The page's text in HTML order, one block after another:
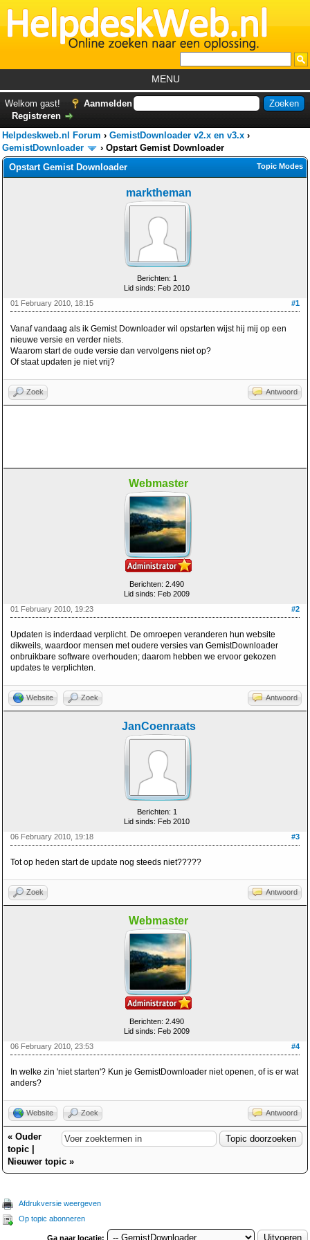
MENU
Foutcodes
GemistDownloader
Forum
Welkom gast!
Aanmelden
Registreren
Helpdeskweb.nl Forum › GemistDownloader v2.x en v3.x ›
GemistDownloader
› Opstart Gemist Downloader
Topic Modes
Opstart Gemist Downloader
marktheman
Berichten: 1
Lid sinds: Feb 2010
#1
01 February 2010, 18:15
Vanaf vandaag als ik Gemist Downloader wil opstarten wijst hij mij op een
nieuwe versie en verder niets.
Waarom start de oude versie dan vervolgens niet op?
Of staat updaten je niet vrij?
Zoek Antwoord
Webmaster
Berichten: 2.490
Lid sinds: Feb 2009
#2
01 February 2010, 19:23
Updaten is inderdaad verplicht. De omroepen veranderen hun website
dikweils, waardoor mensen met oudere versies van GemistDownloader
onbruikbare software overhouden; daarom hebben we ervoor gekozen
updates te verplichten.
Website Zoek Antwoord
JanCoenraats
Berichten: 1
Lid sinds: Feb 2010
#3
06 February 2010, 19:18
Tot op heden start de update nog steeds niet?????
Zoek Antwoord
Webmaster
Berichten: 2.490
Lid sinds: Feb 2009
#4
06 February 2010, 23:53
In welke zin 'niet starten'? Kun je GemistDownloader niet openen, of is er wat
anders?
Website Zoek Antwoord
« Ouder
topic
Nieuwer topic »
Afdrukversie weergeven
Op topic abonneren
Ga naar locatie: